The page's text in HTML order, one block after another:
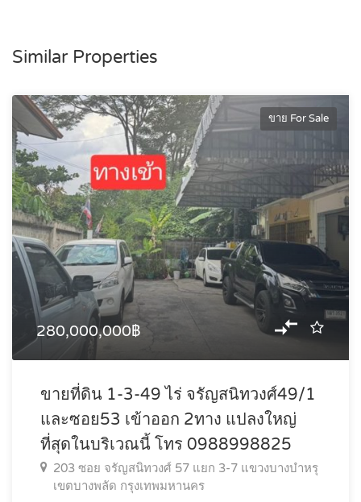
Similar Properties
ขาย For Sale
280,000,000฿
ขายที่ดิน 1-3-49 ไร่ จรัญสนิทวงศ์49/1
และซอย53 เข้าออก 2ทาง แปลงใหญ่
ที่สุดในบริเวณนี้ โทร 0988998825
203 ซอย จรัญสนิทวงศ์ 57 แยก 3-7 แขวงบางบำหรุ
เขตบางพลัด กรุงเทพมหานคร